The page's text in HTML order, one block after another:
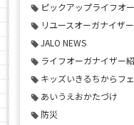
ピックアップライフオ
リユースオーガナイザー
JALO NEWS
ライフオーガナイザー
キッズいきるちからフ
あいうえおかたづけ
防災